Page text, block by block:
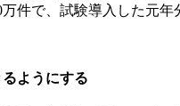
件で、試験導入した元年
ようにする